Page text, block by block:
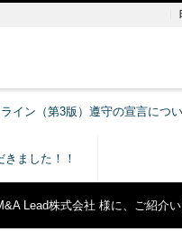
イン（第3版）遵守の宣言につ
ました！！
Lead株式会社 様に、ご紹介